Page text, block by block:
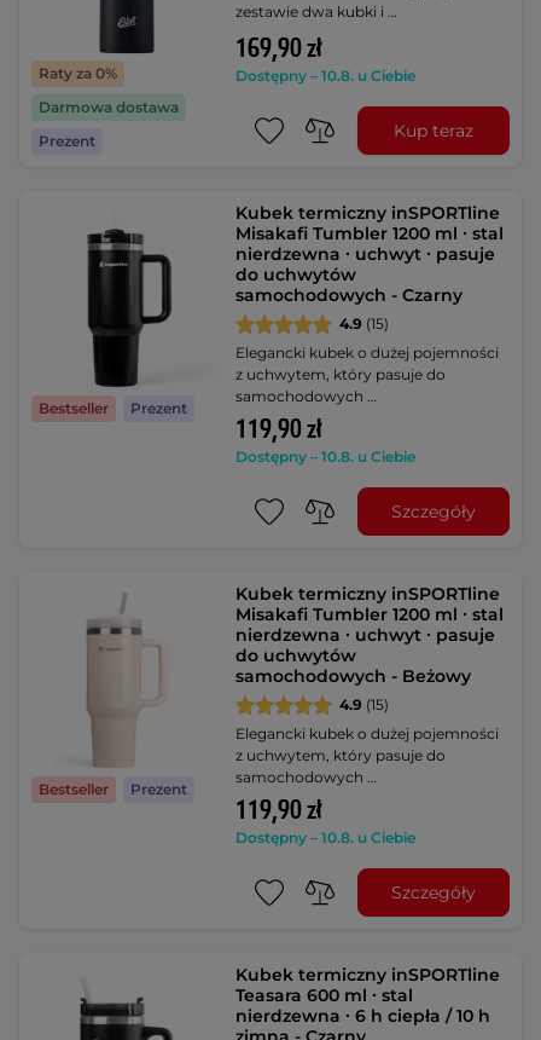
Raty za 0%
Darmowa dostawa
Prezent
zestawie dwa kubki i …
169,90 zł
Dostępny – 10.8. u Ciebie
Kup teraz
Bestseller Prezent
Kubek termiczny inSPORTline
Misakafi Tumbler 1200 ml ∙ stal
nierdzewna ∙ uchwyt ∙ pasuje
do uchwytów
samochodowych - Czarny
4.9 (15)
Elegancki kubek o dużej pojemności
z uchwytem, który pasuje do
samochodowych …
119,90 zł
Dostępny – 10.8. u Ciebie
Szczegóły
Bestseller Prezent
Kubek termiczny inSPORTline
Misakafi Tumbler 1200 ml ∙ stal
nierdzewna ∙ uchwyt ∙ pasuje
do uchwytów
samochodowych - Beżowy
4.9 (15)
Elegancki kubek o dużej pojemności
z uchwytem, który pasuje do
samochodowych …
119,90 zł
Dostępny – 10.8. u Ciebie
Szczegóły
Kubek termiczny inSPORTline
Teasara 600 ml ∙ stal
nierdzewna ∙ 6 h ciepła / 10 h